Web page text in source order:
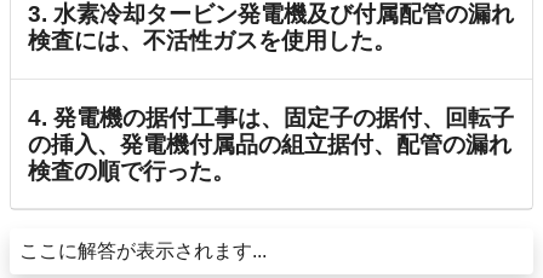
3. 水素冷却タービン発電機及び付属配管の漏れ
検査には、不活性ガスを使用した。
4. 発電機の据付工事は、固定子の据付、回転子
の挿入、発電機付属品の組立据付、配管の漏れ
検査の順で行った。
ここに解答が表示されます...